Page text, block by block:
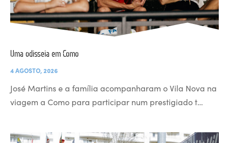
Uma odisseia em Como
4 AGOSTO, 2026
José Martins e a família acompanharam o Vila Nova na
viagem a Como para participar num prestigiado t…